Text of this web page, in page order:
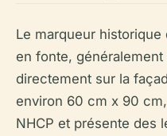
Le marqueur historique
en fonte,
directement sur la
environ 60 cm x 90
NHCP et présente des